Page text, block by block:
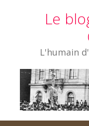
Le
L'humain